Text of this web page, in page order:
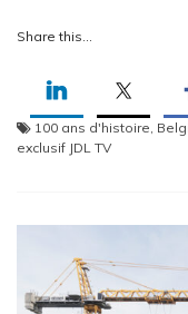
Share this...
100 ans d'histoire,
exclusif JDL TV